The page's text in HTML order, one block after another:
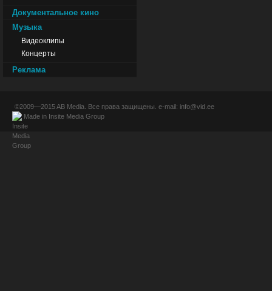
Документальное кино
Музыка
Видеоклипы
Концерты
Реклама
©2009—2015AB Media . Все права защищены. e-mail: info@vid.ee
Made in Insite Media Group